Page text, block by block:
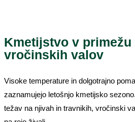
Kmetijstvo v primežu
vročinskih valov
Visoke temperature in dolgotrajno
zaznamujejo letošnjo kmetijsko
težav na njivah in travnikih, vročinski